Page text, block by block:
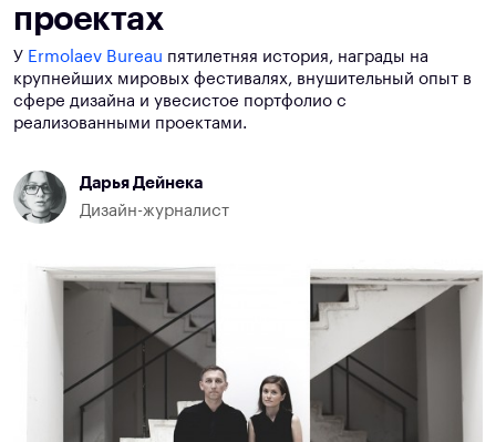
проектах
У Ermolaev Bureau пятилетняя история, награды на
крупнейших мировых фестивалях, внушительный опыт в
сфере дизайна и увесистое портфолио с
реализованными проектами.
Дарья Дейнека
Дизайн-журналист